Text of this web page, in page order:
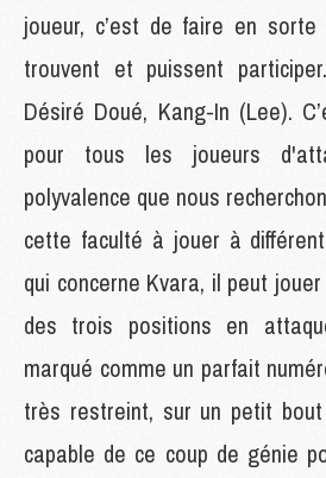
joueur, c’est de faire en
trouvent et puissent
Désiré Doué, Kang-In (Lee).
pour tous les joueurs
polyvalence que nous
cette faculté à jouer à
qui concerne Kvara, il peut
des trois positions en
marqué comme un parfait
très restreint, sur un petit
capable de ce coup de génie